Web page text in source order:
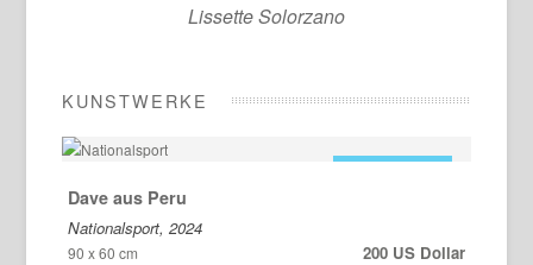
Lissette Solorzano
KUNSTWERKE
Dave aus Peru
Nationalsport, 2024
90 x 60 cm 200 US Dollar